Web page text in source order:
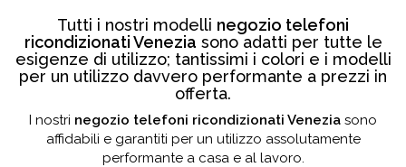
Tutti i nostri modelli negozio telefoni
ricondizionati Venezia sono adatti per tutte le
esigenze di utilizzo; tantissimi i colori e i modelli
per un utilizzo davvero performante a prezzi in
offerta.
I nostri negozio telefoni ricondizionati Venezia sono
affidabili e garantiti per un utilizzo assolutamente
performante a casa e al lavoro.